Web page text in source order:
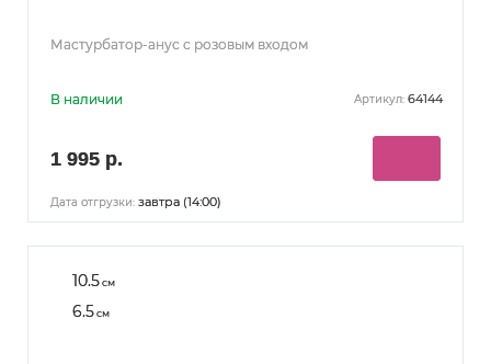
Мастурбатор-анус с розовым входом
В наличии Артикул: 64144
1 995 р.
Дата отгрузки: завтра (14:00)
10.5см
6.5см